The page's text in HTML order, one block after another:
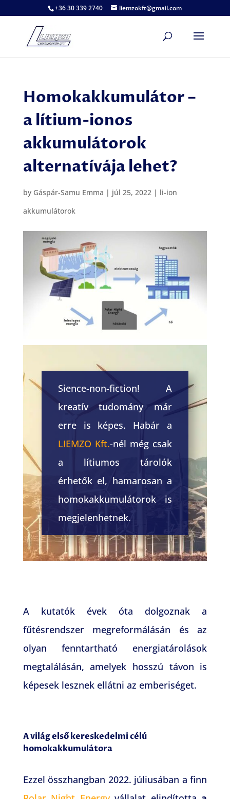
+36 30 339 2740 liemzokft@gmail.com
Homokakkumulátor –
a lítium-ionos
akkumulátorok
alternatívája lehet?
by Gáspár-Samu Emma | júl 25, 2022| li-ion
akkumulátorok
Sience-non-fiction! A
kreatív tudomány már
erre is képes. Habár a
LIEMZO Kft.-nél még csak
a lítiumos tárolók
érhetők el, hamarosan a
homokakkumulátorok is
megjelenhetnek.
A kutatók évek óta dolgoznak a
fűtésrendszer megreformálásán és az
olyan fenntartható energiatárolások
megtalálásán, amelyek hosszú távon is
képesek lesznek ellátni az emberiséget.
A világ első kereskedelmi célú
homokakkumulátora
Ezzel összhangban 2022. júliusában a finn